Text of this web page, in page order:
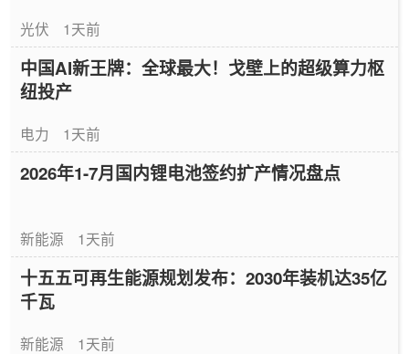
光伏 1天前
中国AI新王牌：全球最大！戈壁上的超级算力枢
纽投产
电力 1天前
2026年1-7月国内锂电池签约扩产情况盘点
新能源 1天前
十五五可再生能源规划发布：2030年装机达35亿
千瓦
新能源 1天前